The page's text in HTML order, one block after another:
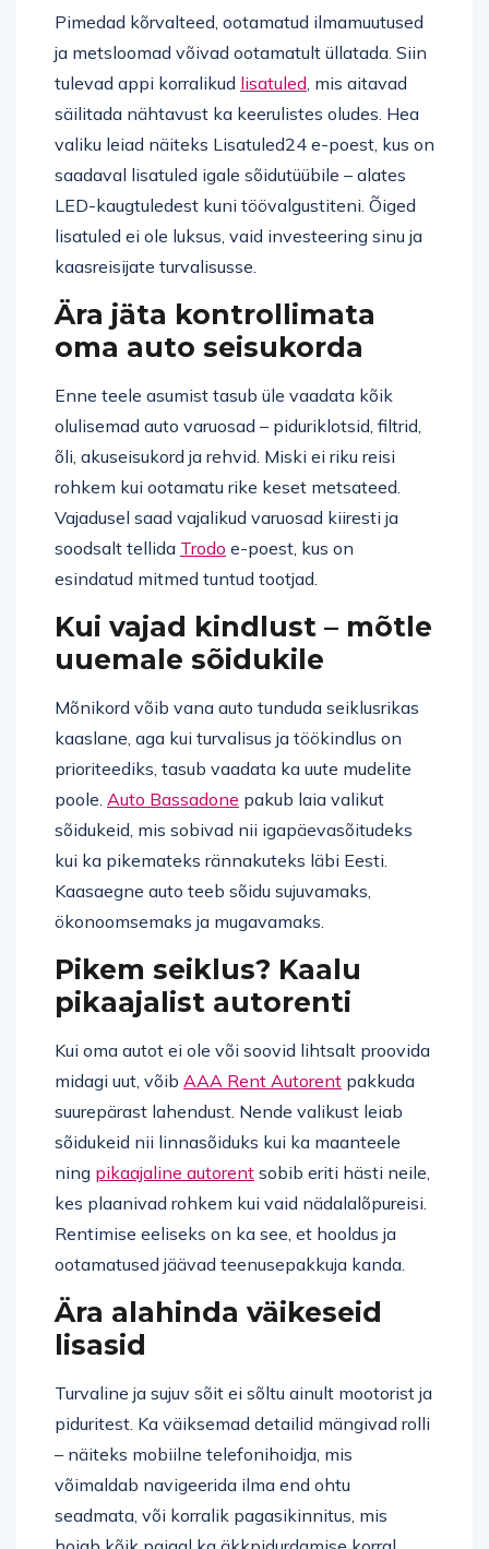
Pimedad kõrvalteed, ootamatud ilmamuutused
ja metsloomad võivad ootamatult üllatada. Siin
tulevad appi korralikud lisatuled, mis aitavad
säilitada nähtavust ka keerulistes oludes. Hea
valiku leiad näiteks Lisatuled24 e-poest, kus on
saadaval lisatuled igale sõidutüübile – alates
LED-kaugtuledest kuni töövalgustiteni. Õiged
lisatuled ei ole luksus, vaid investeering sinu ja
kaasreisijate turvalisusse.
Ära jäta kontrollimata
oma auto seisukorda
Enne teele asumist tasub üle vaadata kõik
olulisemad auto varuosad – piduriklotsid, filtrid,
õli, akuseisukord ja rehvid. Miski ei riku reisi
rohkem kui ootamatu rike keset metsateed.
Vajadusel saad vajalikud varuosad kiiresti ja
soodsalt tellida Trodo e-poest, kus on
esindatud mitmed tuntud tootjad.
Kui vajad kindlust – mõtle
uuemale sõidukile
Mõnikord võib vana auto tunduda seiklusrikas
kaaslane, aga kui turvalisus ja töökindlus on
prioriteediks, tasub vaadata ka uute mudelite
poole. Auto Bassadone pakub laia valikut
sõidukeid, mis sobivad nii igapäevasõitudeks
kui ka pikemateks rännakuteks läbi Eesti.
Kaasaegne auto teeb sõidu sujuvamaks,
ökonoomsemaks ja mugavamaks.
Pikem seiklus? Kaalu
pikaajalist autorenti
Kui oma autot ei ole või soovid lihtsalt proovida
midagi uut, võib AAA Rent Autorent pakkuda
suurepärast lahendust. Nende valikust leiab
sõidukeid nii linnasõiduks kui ka maanteele
ning pikaajaline autorent sobib eriti hästi neile,
kes plaanivad rohkem kui vaid nädalalõpureisi.
Rentimise eeliseks on ka see, et hooldus ja
ootamatused jäävad teenusepakkuja kanda.
Ära alahinda väikeseid
lisasid
Turvaline ja sujuv sõit ei sõltu ainult mootorist ja
piduritest. Ka väiksemad detailid mängivad rolli
– näiteks mobiilne telefonihoidja, mis
võimaldab navigeerida ilma end ohtu
seadmata, või korralik pagasikinnitus, mis